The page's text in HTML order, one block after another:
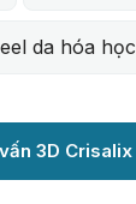
da hóa học
3D Crisalix